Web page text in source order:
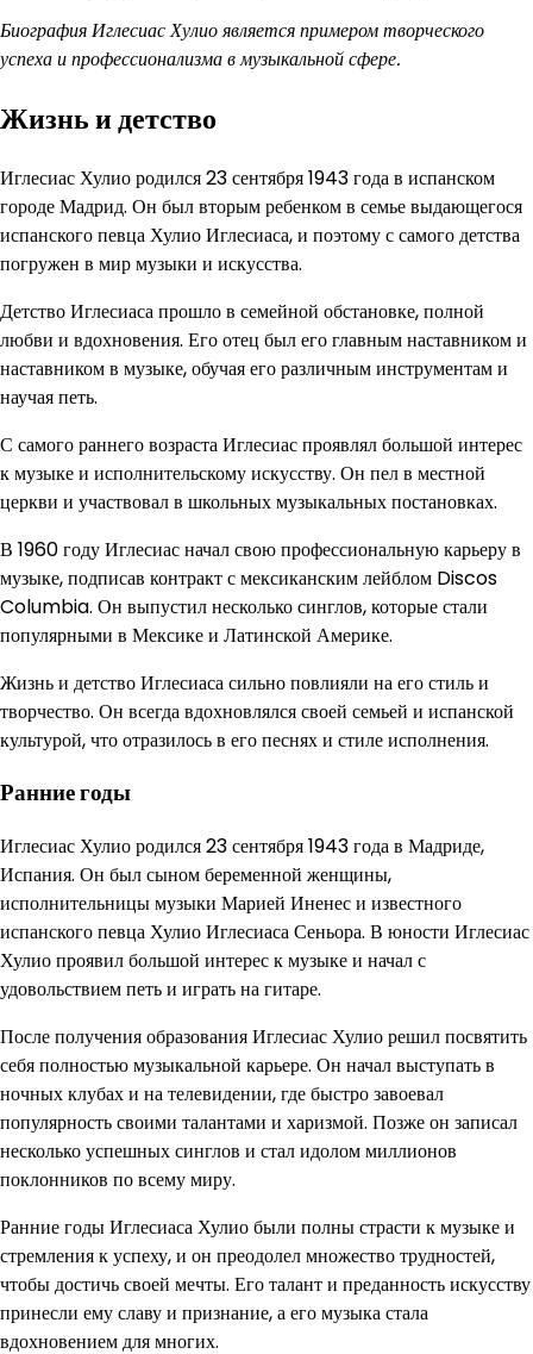
Биография Иглесиас Хулио является примером творческого
успеха и профессионализма в музыкальной сфере.
Жизнь и детство
Иглесиас Хулио родился 23 сентября 1943 года в испанском
городе Мадрид. Он был вторым ребенком в семье выдающегося
испанского певца Хулио Иглесиаса, и поэтому с самого детства
погружен в мир музыки и искусства.
Детство Иглесиаса прошло в семейной обстановке, полной
любви и вдохновения. Его отец был его главным наставником и
наставником в музыке, обучая его различным инструментам и
научая петь.
С самого раннего возраста Иглесиас проявлял большой интерес
к музыке и исполнительскому искусству. Он пел в местной
церкви и участвовал в школьных музыкальных постановках.
В 1960 году Иглесиас начал свою профессиональную карьеру в
музыке, подписав контракт с мексиканским лейблом Discos
Columbia. Он выпустил несколько синглов, которые стали
популярными в Мексике и Латинской Америке.
Жизнь и детство Иглесиаса сильно повлияли на его стиль и
творчество. Он всегда вдохновлялся своей семьей и испанской
культурой, что отразилось в его песнях и стиле исполнения.
Ранние годы
Иглесиас Хулио родился 23 сентября 1943 года в Мадриде,
Испания. Он был сыном беременной женщины,
исполнительницы музыки Марией Иненес и известного
испанского певца Хулио Иглесиаса Сеньора. В юности Иглесиас
Хулио проявил большой интерес к музыке и начал с
удовольствием петь и играть на гитаре.
После получения образования Иглесиас Хулио решил посвятить
себя полностью музыкальной карьере. Он начал выступать в
ночных клубах и на телевидении, где быстро завоевал
популярность своими талантами и харизмой. Позже он записал
несколько успешных синглов и стал идолом миллионов
поклонников по всему миру.
Ранние годы Иглесиаса Хулио были полны страсти к музыке и
стремления к успеху, и он преодолел множество трудностей,
чтобы достичь своей мечты. Его талант и преданность искусству
принесли ему славу и признание, а его музыка стала
вдохновением для многих.